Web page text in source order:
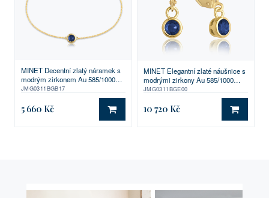
MINET Decentní zlatý náramek s
modrým zirkonem Au 585/1000
0,95g
JMG0311BGB17
5 660 Kč DO KOŠÍKU
MINET Elegantní zlaté náušnice s
modrými zirkony Au 585/1000
1,80g
JMG0311BGE00
10 720 Kč DO